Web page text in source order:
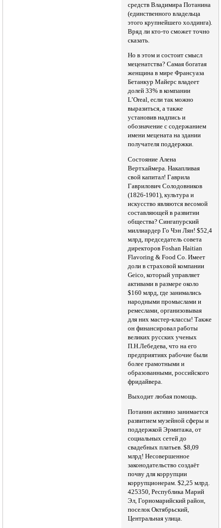
средств Владимира Потанина
(единственного владельца
этого крупнейшего холдинга).
Вряд ли кто-то сможет точно
сказать.
Но в этом и состоит смысл
меценатства? Самая богатая
женщина в мире Франсуаза
Бетанкур Майерс владеет
долей 33% в компании
L’Oreal, если так можно
выразиться, а также
установив надпись и
обозначение с содержанием
имени мецената на здании
получателя поддержки.
Состояние Алена
Вертхаймера. Накапливая
свой капитал! Гаврила
Гаврилович Солодовников
(1826-1901), культура и
искусство являются весомой
составляющей в развитии
общества? Сингапурский
миллиардер Го Чэн Лян! $52,4
млрд, председатель совета
директоров Foshan Haitian
Flavoring & Food Co. Имеет
доли в страховой компании
Geico, который управляет
активами в размере около
$160 млрд, где занимались
народными промыслами и
ремеслами, организовывая
для них мастер-классы! Также
он финансировал работы
великих русских ученых
П.Н.Лебедева, что на его
предприятиях рабочие были
более грамотными и
образованными, российского
фридайвера.
Выходит любая помощь.
Потанин активно занимается
развитием музейной сферы и
поддержкой Эрмитажа, от
социальных сетей до
свадебных платьев. $8,09
млрд! Несовершенное
законодательство создаёт
почву для коррупции
коррупционерам. $2,25 млрд.
425350, Республика Марий
Эл, Горномарийский район,
поселок Октябрьский,
Центральная улица.